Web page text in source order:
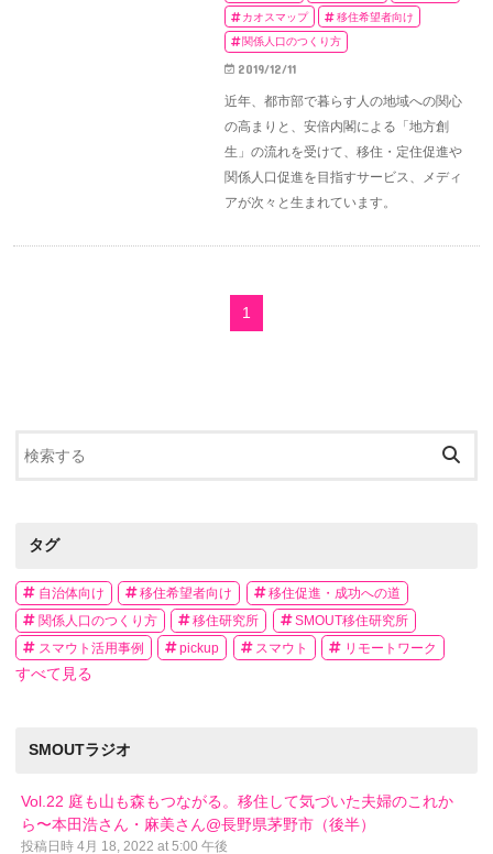
カオスマップ 移住希望者向け
関係人口のつくり方
2019/12/11
近年、都市部で暮らす人の地域への関心
の高まりと、安倍内閣による「地方創
生」の流れを受けて、移住・定住促進や
関係人口促進を目指すサービス、メディ
アが次々と生まれています。
1
タグ
自治体向け 移住希望者向け
移住促進・成功への道
関係人口のつくり方
移住研究所
SMOUT移住研究所
スマウト活用事例
pickup スマウト リモートワーク
すべて見る
SMOUTラジオ
Vol.22 庭も山も森もつながる。移住して気づいた夫婦のこれか
ら〜本田浩さん・麻美さん@長野県茅野市（後半）
投稿日時 4月 18, 2022 at 5:00 午後